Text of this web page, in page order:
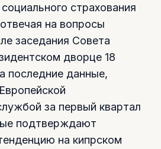
страхования
на вопросы
заседания Совета
дворце 18
последние данные,
за первый квартал
подтверждают
на кипрском